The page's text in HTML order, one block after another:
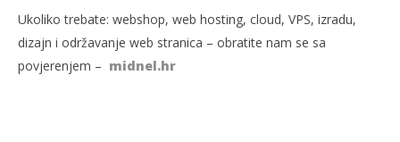
Ukoliko trebate: webshop, web hosting, cloud, VPS, izradu,
dizajn i održavanje web stranica – obratite nam se sa
povjerenjem – midnel.hr